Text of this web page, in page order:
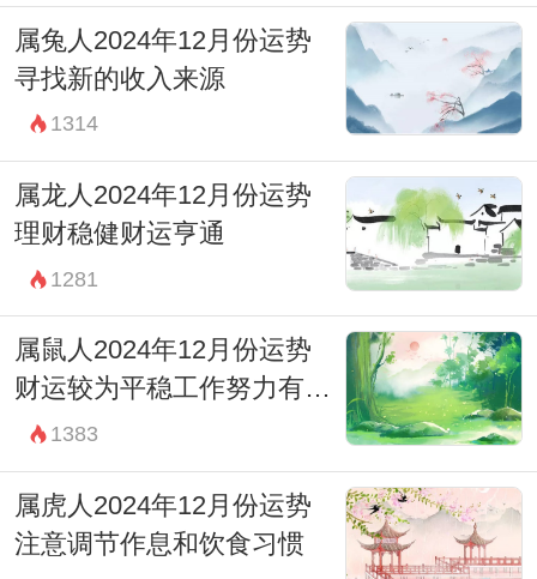
属兔人2024年12月份运势
寻找新的收入来源
1314
属龙人2024年12月份运势
理财稳健财运亨通
1281
属鼠人2024年12月份运势
财运较为平稳工作努力有回
报 1383
属虎人2024年12月份运势
注意调节作息和饮食习惯